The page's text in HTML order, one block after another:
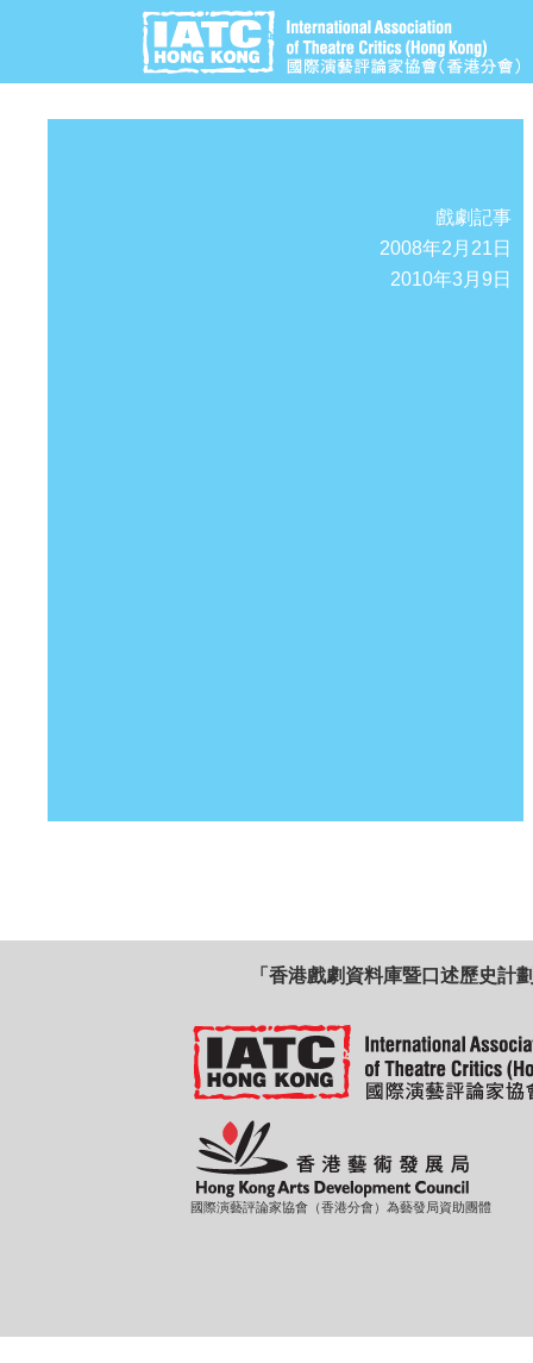
戲劇記事
2008年2月21日
2010年3月9日
「香港戲劇資料庫暨口述歷史計
國際演藝評論家協會（香港分會）為藝發局資助團體